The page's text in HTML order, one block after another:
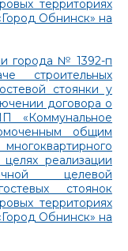
территориях
Обнинск» на
города № 1392-п
строительных
стоянки у
договора о
«Коммунальное
общим
реализации
целевой
стоянок
территориях
Обнинск» на